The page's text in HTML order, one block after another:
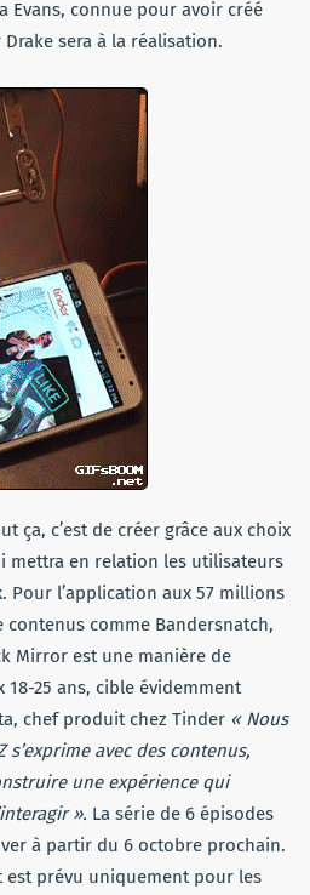
Evans, connue pour avoir créé
sera à la réalisation.
ça, c’est de créer grâce aux choix
mettra en relation les utilisateurs
Pour l’application aux 57 millions
contenus comme Bandersnatch,
Mirror est une manière de
18-25 ans, cible évidemment
chef produit chez Tinder « Nous
avec des contenus,
une expérience qui
». La série de 6 épisodes
à partir du 6 octobre prochain.
est prévu uniquement pour les